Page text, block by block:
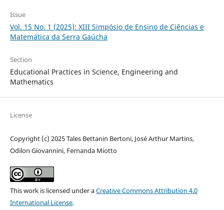
Issue
Vol. 15 No. 1 (2025): XIII Simpósio de Ensino de Ciências e
Matemática da Serra Gaúcha
Section
Educational Practices in Science, Engineering and
Mathematics
License
Copyright (c) 2025 Tales Bettanin Bertoni, José Arthur Martins,
Odilon Giovannini, Fernanda Miotto
This work is licensed under aCreative Commons Attribution 4.0
International License.